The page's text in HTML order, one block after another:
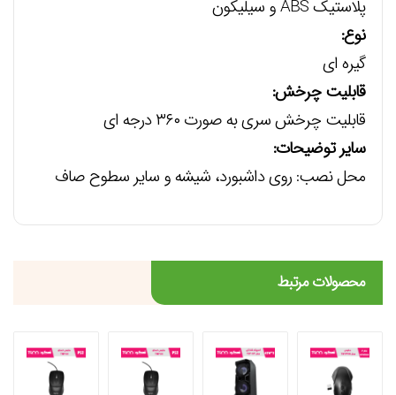
پلاستیک ABS و سیلیکون
نوع:
گیره ای
قابلیت چرخش:
قابلیت چرخش سری به صورت ۳۶۰ درجه ای
سایر توضیحات:
محل نصب: روی داشبورد، شیشه و سایر سطوح صاف
محصولات مرتبط